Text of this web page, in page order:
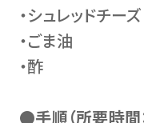
・シュレッドチ
・ごま油
・酢 小
●手順（所要時間